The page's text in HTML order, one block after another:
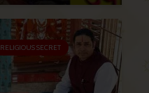
RELIGIOUS SECRET